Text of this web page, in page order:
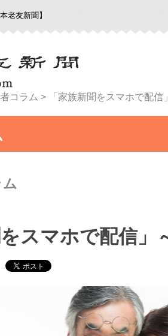
老友新聞】
コラム > 「家族新聞をスマホで配信
をスマホで配信」